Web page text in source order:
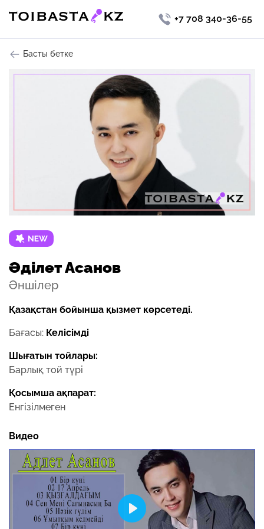
+7 708 340-36-55
Басты бетке
Әділет Асанов
Әншілер
Қазақстан бойынша қызмет көрсетеді.
Бағасы: Келісімді
Шығатын тойлары:
Барлық той түрі
Қосымша ақпарат:
Енгізілмеген
Видео
Play